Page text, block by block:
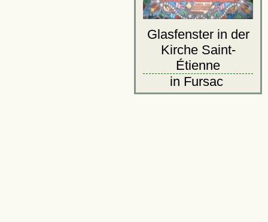
Glasfenster in der
Kirche Saint-
Étienne
in Fursac